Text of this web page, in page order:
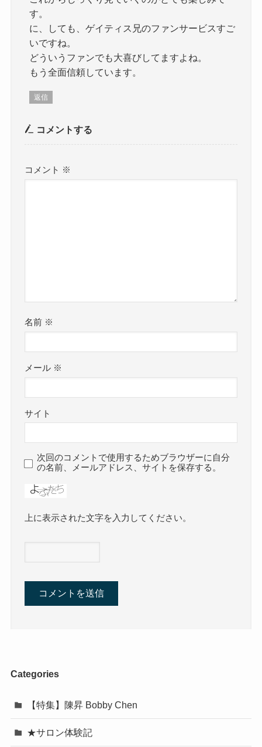
す。
に、しても、ゲイティス兄のファンサービスすご
いですね。
どういうファンでも大喜びしてますよね。
もう全面信頼しています。
返信
コメントする
コメント ※
名前 ※
メール ※
サイト
次回のコメントで使用するためブラウザーに自分
の名前、メールアドレス、サイトを保存する。
上に表示された文字を入力してください。
Categories
【特集】陳昇 Bobby Chen
★サロン体験記